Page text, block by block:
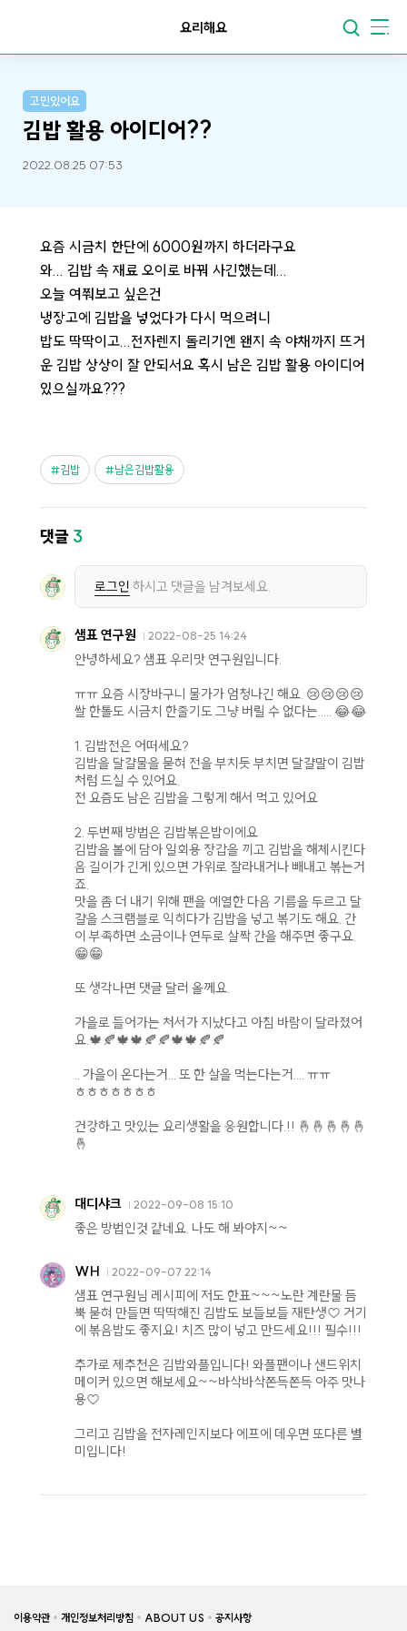
요리해요
고민있어요
김밥 활용 아이디어??
2022.08.25 07:53
요즘 시금치 한단에 6000원까지 하더라구요
와... 김밥 속 재료 오이로 바꿔 사긴했는데...
오늘 여쭤보고 싶은건
냉장고에 김밥을 넣었다가 다시 먹으려니
밥도 딱딱이고...전자렌지 돌리기엔 왠지 속 야채까지 뜨거
운 김밥 상상이 잘 안되서요 혹시 남은 김밥 활용 아이디어
있으실까요???
김밥 남은김밥활용
댓글 3
로그인 하시고 댓글을 남겨보세요.
샘표 연구원 2022-08-25 14:24
안녕하세요? 샘표 우리맛 연구원입니다.
ㅠㅠ 요즘 시장바구니 물가가 엄청나긴 해요. 😢😢😢😢
쌀 한톨도 시금치 한줄기도 그냥 버릴 수 없다는..... 😂😂
1. 김밥전은 어떠세요?
김밥을 달걀물을 묻혀 전을 부치듯 부치면 달걀말이 김밥
처럼 드실 수 있어요.
전 요즘도 남은 김밥을 그렇게 해서 먹고 있어요
2. 두번째 방법은 김밥볶은밥이에요
김밥을 볼에 담아 일회용 장갑을 끼고 김밥을 해체시킨다
음 길이가 긴게 있으면 가위로 잘라내거나 빼내고 볶는거
죠.
맛을 좀 더 내기 위해 팬을 예열한 다음 기름을 두르고 달
걀을 스크램블로 익히다가 김밥을 넣고 볶기도 해요. 간
이 부족하면 소금이나 연두로 살짝 간을 해주면 좋구요.
😁😁
또 생각나면 댓글 달러 올께요.
가을로 들어가는 처서가 지났다고 아침 바람이 달라졌어
요.🍁🍂🍁🍁🍂🍂🍁🍁🍂🍂
.. 가을이 온다는거... 또 한 살을 먹는다는거.... ㅠㅠ
ㅎㅎㅎㅎㅎㅎㅎ
건강하고 맛있는 요리생활을 응원합니다.!! 🤞🤞🤞🤞🤞
🤞
대디샤크 2022-09-08 15:10
좋은 방법인것 같네요. 나도 해 봐야지~~
WH 2022-09-07 22:14
샘표 연구원님 레시피에 저도 한표~~~노란 계란물 듬
뿍 묻혀 만들면 딱딱해진 김밥도 보들보들 재탄생♡ 거기
에 볶음밥도 좋지요! 치즈 많이 넣고 만드세요!!! 필수!!!
추가로 제추천은 김밥와플입니다! 와플팬이나 샌드위치
메이커 있으면 해보세요~~바삭바삭쫀득쫀득 아주 맛나
용♡
그리고 김밥을 전자레인지보다 에프에 데우면 또다른 별
미입니다!
이용약관 개인정보처리방침 ABOUT US 공지사항